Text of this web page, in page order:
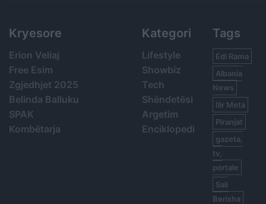
Kryesore
Erion Veliaj
Free Esim
Zgjedhjet 2025
Belinda Balluku
SPAK
Kombëtarja
Kategori
Lifestyle
Showbiz
Tech
Shëndetësi
Argetim
Enciklopedi
Tags
Edi Rama
Albania
News
Ilir Meta
Piranjat
gazeta,
tv,
portale
Sali
Berisha